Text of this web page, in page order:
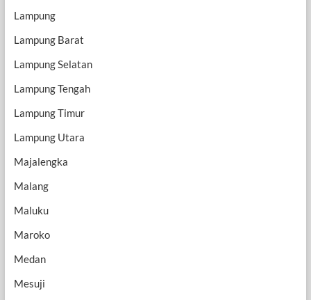
Lampung
Lampung Barat
Lampung Selatan
Lampung Tengah
Lampung Timur
Lampung Utara
Majalengka
Malang
Maluku
Maroko
Medan
Mesuji